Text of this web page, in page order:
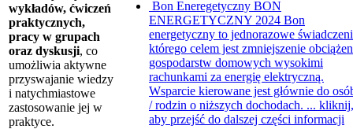
wykładów, ćwiczeń
praktycznych,
pracy w grupach
oraz dyskusji, co
umożliwia aktywne
przyswajanie wiedzy
i natychmiastowe
zastosowanie jej w
praktyce.
Bon Eneregetyczny BON
ENERGETYCZNY 2024 Bon
energetyczny to jednorazowe
którego celem jest zmniejszenie
gospodarstw domowych wysokimi
rachunkami za energię elektryczną.
Wsparcie kierowane jest głównie do
/ rodzin o niższych dochodach. ... kliknij,
aby przejść do dalszej części informacji